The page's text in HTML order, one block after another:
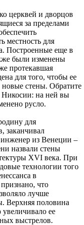
церквей и дворцов
за пределами
местность для
Построенные еще в
были изменены
протекавшая
для того, чтобы ее
стены. Обратите
Никосии: на ней вы
русло.
для
заканчивал
инженер из Венеции –
назвали стены
XVI века. При
технологии того
в
что
лучше
Верхняя половина
увеличивало ее
выстрелов.